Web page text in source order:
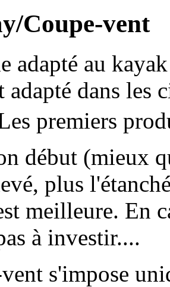
Coupe-vent
adapté au
adapté dans les
premiers
début (mieux
plus
meilleure. En
à investir....
s'impose